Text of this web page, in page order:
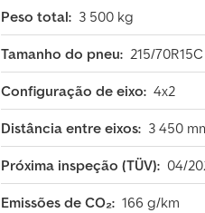
Peso total: 3 500 kg
Tamanho do pneu: 215/70R15C
Configuração de eixo: 4x2
Distância entre eixos: 3 450
Próxima inspeção (TÜV): 04/
Emissões de CO₂: 166 g/km